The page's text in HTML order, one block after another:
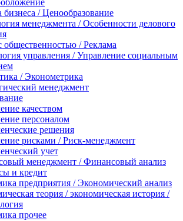
/ Ценообразование
менеджмента / Особенности делового
общественностью / Реклама
управления / Управление социальным
/ Эконометрика
менеджмент
качеством
персоналом
решения
рисками / Риск-менеджмент
учет
менеджмент / Финансовый анализ
и кредит
предприятия / Экономический анализ
теория / экономическая история /
прочее